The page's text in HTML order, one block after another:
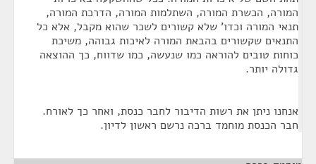
המורה, הכשרת המורה, השתלמות המורה, הדרכת המורה,
תנאי המורה וכדו' שלא קשורים לשכר שהוא מקבל, אלא כל
התנאים שקשורים בהבאת המורה לאיכות גבוהה, משיכת
כוחות טובים להוראה כמו שנעשה, כמו שדווח, כך ההוצאה
גדולה יותר.
אנחנו ניתן את רשות הדיבור לחבר כנסת, ואחר כך לאורח.
חבר הכנסת מוחמד ברכה נרשם ראשון לדיון.